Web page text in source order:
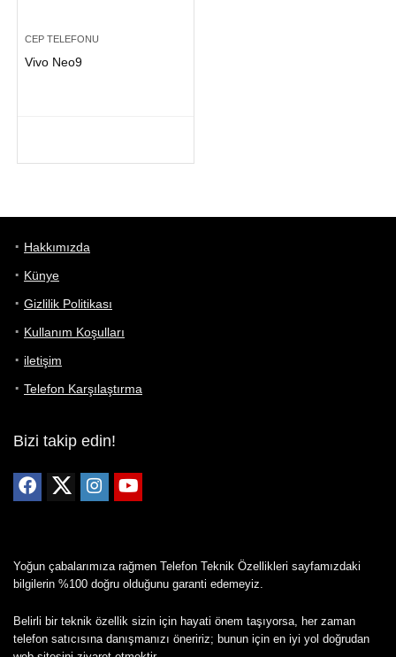
CEP TELEFONU
Vivo Neo9
Hakkımızda
Künye
Gizlilik Politikası
Kullanım Koşulları
iletişim
Telefon Karşılaştırma
Bizi takip edin!
Yoğun çabalarımıza rağmen Telefon Teknik Özellikleri sayfamızdaki
bilgilerin %100 doğru olduğunu garanti edemeyiz.
Belirli bir teknik özellik sizin için hayati önem taşıyorsa, her zaman
telefon satıcısına danışmanızı öneririz; bunun için en iyi yol doğrudan